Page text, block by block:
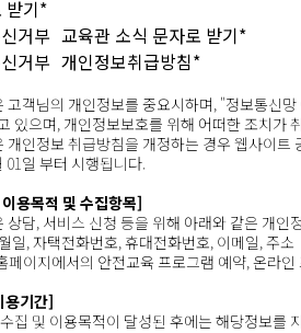
기*
거부 교육관 소식 문자로 받기*
거부 개인정보취급방침*
객님의 개인정보를 중요시하며, "정보통신
있으며, 개인정보보호를 위해 어떠한 조치가
인정보 취급방침을 개정하는 경우 웹사이트
01일 부터 시행됩니다.
용목적 및 수집항목]
담, 서비스 신청 등을 위해 아래와 같은 개인
일, 자택전화번호, 휴대전화번호, 이메일, 주소
페이지에서의 안전교육 프로그램 예약, 온라인
용기간]
집 및 이용목적이 달성된 후에는 해당정보를